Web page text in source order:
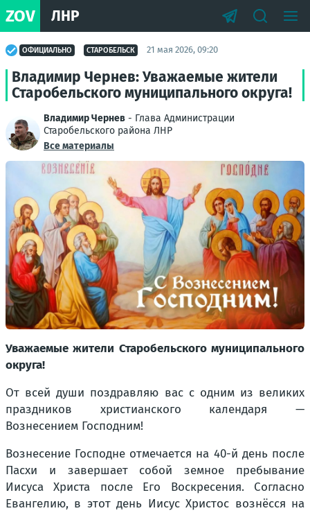
ZOV ЛНР
ОФИЦИАЛЬНО СТАРОБЕЛЬСК 21 мая 2026, 09:20
Владимир Чернев: Уважаемые жители
Старобельского муниципального округа!
Владимир Чернев - Глава Администрации
Старобельского района ЛНР
Все материалы
Уважаемые жители Старобельского муниципального
округа!
От всей души поздравляю вас с одним из великих
праздников христианского календаря —
Вознесением Господним!
Вознесение Господне отмечается на 40-й день после
Пасхи и завершает собой земное пребывание
Иисуса Христа после Его Воскресения. Согласно
Евангелию, в этот день Иисус Христос вознёсся на